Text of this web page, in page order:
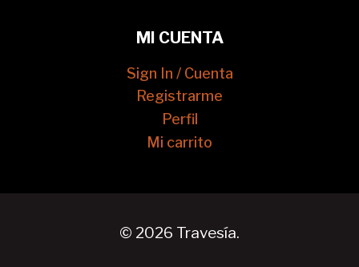
MI CUENTA
Sign In / Cuenta
Registrarme
Perfil
Mi carrito
© 2026 Travesía.